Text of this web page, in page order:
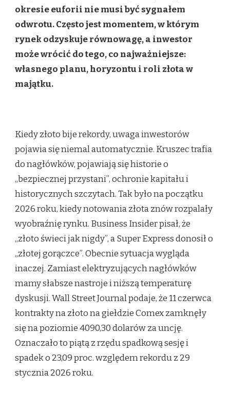
okresie euforii nie musi być sygnałem
odwrotu. Często jest momentem, w którym
rynek odzyskuje równowagę, a inwestor
może wrócić do tego, co najważniejsze:
własnego planu, horyzontu i roli złota w
majątku.
Kiedy złoto bije rekordy, uwaga inwestorów
pojawia się niemal automatycznie. Kruszec trafia
do nagłówków, pojawiają się historie o
„bezpiecznej przystani”, ochronie kapitału i
historycznych szczytach. Tak było na początku
2026 roku, kiedy notowania złota znów rozpalały
wyobraźnię rynku. Business Insider pisał, że
„złoto świeci jak nigdy”, a Super Express donosił o
„złotej gorączce”. Obecnie sytuacja wygląda
inaczej. Zamiast elektryzujących nagłówków
mamy słabsze nastroje i niższą temperaturę
dyskusji. Wall Street Journal podaje, że 11 czerwca
kontrakty na złoto na giełdzie Comex zamknęły
się na poziomie 4090,30 dolarów za uncję.
Oznaczało to piątą z rzędu spadkową sesję i
spadek o 23,09 proc. względem rekordu z 29
stycznia 2026 roku.